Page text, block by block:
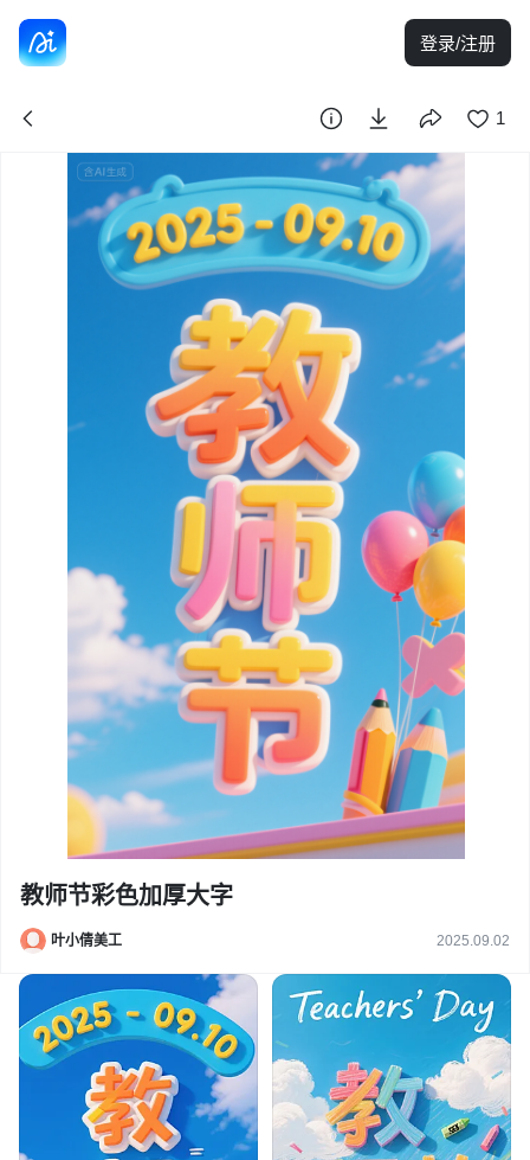
登录/注册
1
教师节彩色加厚大字
叶小倩美工 2025.09.02